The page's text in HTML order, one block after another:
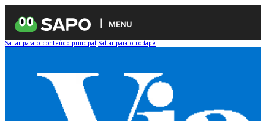
MENU
Saltar para o conteúdo principal Saltar para o rodapé